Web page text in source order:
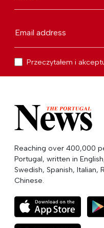
Email address
Przeczytałem i
Reaching over 400,000
Portugal, written in
Swedish, Spanish, Italian,
Chinese.